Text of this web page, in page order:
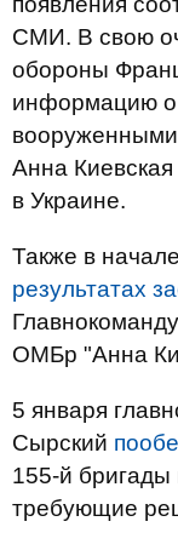
СМИ. В свою
обороны
информацию о
Анна
в Украине.
Также в
результатах
ОМБр "Анна
5 января
Сырский
155-й бригады
требующие